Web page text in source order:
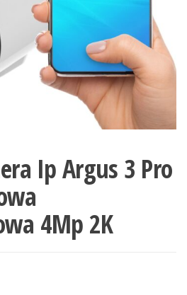
Ip Argus 3 Pro
4Mp 2K